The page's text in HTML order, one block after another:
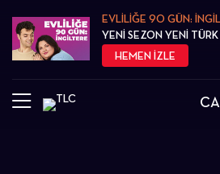
EVLİLİĞE 90 GÜN:
YENİ SEZON YENİ
HEMEN İZLE